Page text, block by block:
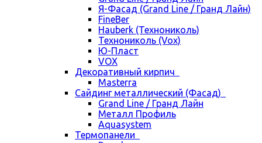
Я-Фасад (Grand Line / Гранд Лайн)
FineBer
Hauberk (Технониколь)
Технониколь (Vox)
Ю-Пласт
VOX
Декоративный кирпич
Masterra
Сайдинг металлический (Фасад)
Grand Line / Гранд Лайн
Металл Профиль
Aquasystem
Термопанели